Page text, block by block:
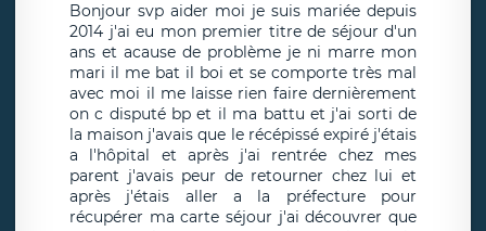
Bonjour svp aider moi je suis mariée depuis
2014 j'ai eu mon premier titre de séjour d'un
ans et acause de problème je ni marre mon
mari il me bat il boi et se comporte très mal
avec moi il me laisse rien faire dernièrement
on c disputé bp et il ma battu et j'ai sorti de
la maison j'avais que le récépissé expiré j'étais
a l'hôpital et après j'ai rentrée chez mes
parent j'avais peur de retourner chez lui et
après j'étais aller a la préfecture pour
récupérer ma carte séjour j'ai découvrer que